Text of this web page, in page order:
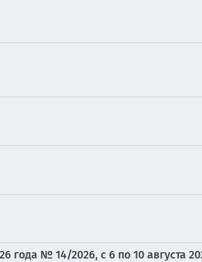
№ 14/2026, с 6 по 10 августа